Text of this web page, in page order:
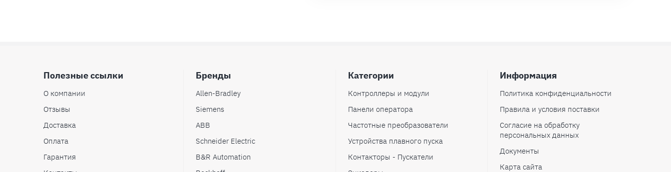
Полезные ссылки
О компании
Отзывы
Доставка
Оплата
Гарантия
Бренды
Allen-Bradley
Siemens
ABB
Schneider Electric
B&R Automation
Категории
Контроллеры и модули
Панели оператора
Частотные преобразователи
Устройства плавного пуска
Контакторы - Пускатели
Информация
Политика конфиденциальности
Правила и условия поставки
Согласие на обработку
персональных данных
Документы
Карта сайта